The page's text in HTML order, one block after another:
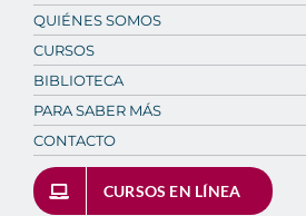
QUIÉNES SOMOS
CURSOS
BIBLIOTECA
PARA SABER MÁS
CONTACTO
CURSOS EN LÍNEA